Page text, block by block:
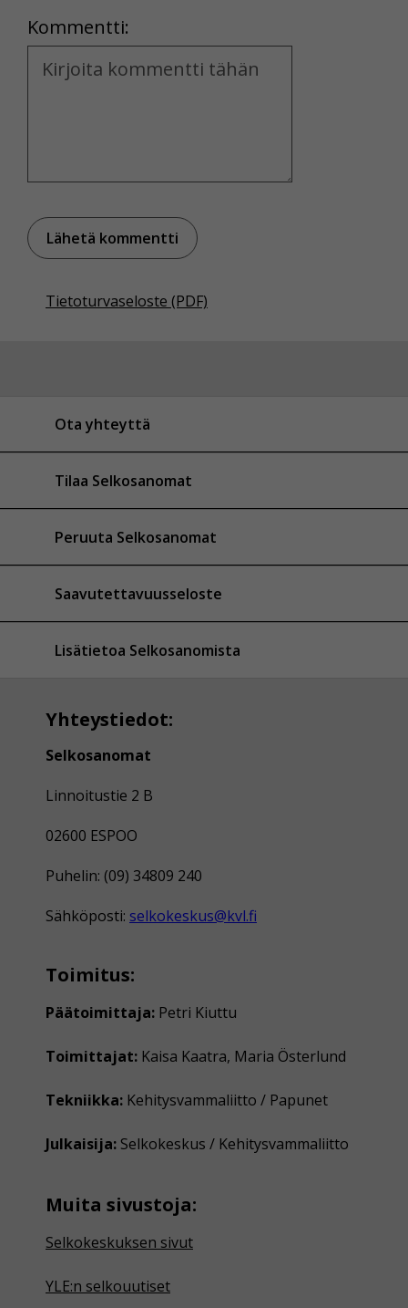
Kommentti:
Kommentti
Tietoturvaseloste (PDF)
Ota yhteyttä
Tilaa Selkosanomat
Peruuta Selkosanomat
Saavutettavuusseloste
Lisätietoa Selkosanomista
Yhteystiedot:
Selkosanomat
Linnoitustie 2 B
02600 ESPOO
Puhelin: (09) 34809 240
Sähköposti: selkokeskus@kvl.fi
Toimitus:
Päätoimittaja: Petri Kiuttu
Toimittajat: Kaisa Kaatra, Maria Österlund
Tekniikka: Kehitysvammaliitto / Papunet
Julkaisija: Selkokeskus / Kehitysvammaliitto
Muita sivustoja:
Selkokeskuksen sivut
YLE:n selkouutiset